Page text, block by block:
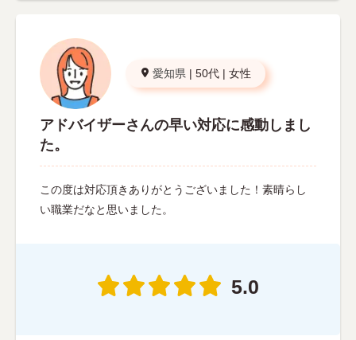
愛知県 | 50代 | 女性
アドバイザーさんの早い対応に感動しまし
た。
この度は対応頂きありがとうございました！素晴らし
い職業だなと思いました。
5.0